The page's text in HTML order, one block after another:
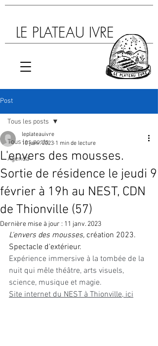
LE PLATEAU IVRE
Post
Tous les posts
Agenda
Tous les posts
L'envers des mousses.
Sortie de résidence le jeudi 9
février à 19h au NEST, CDN
de Thionville (57)
leplateauivre
10 janv. 2023 1 min de lecture
Dernière mise à jour : 11 janv. 2023
L'envers des mousses, création 2023.
Spectacle d'extérieur.
Expérience immersive à la tombée de la
nuit qui mêle théâtre, arts visuels,
science, musique et magie.
Site internet du NEST à Thionville, ici